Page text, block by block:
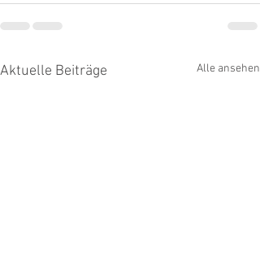
Aktuelle Beiträge Alle ansehen